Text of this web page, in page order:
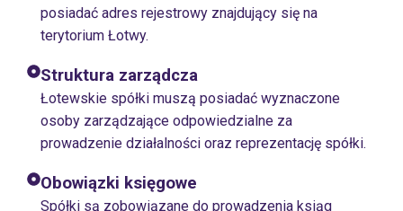
posiadać adres rejestrowy znajdujący się na
terytorium Łotwy.
Struktura zarządcza
Łotewskie spółki muszą posiadać wyznaczone
osoby zarządzające odpowiedzialne za
prowadzenie działalności oraz reprezentację spółki.
Obowiązki księgowe
Spółki są zobowiązane do prowadzenia ksiąg